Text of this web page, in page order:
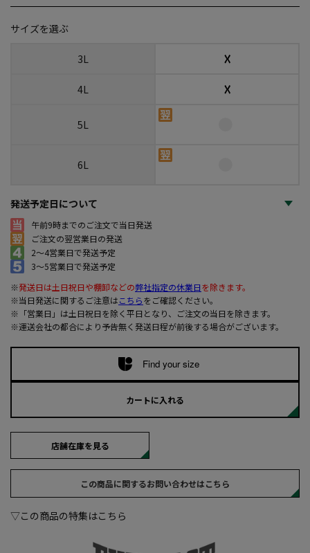
サイズを選ぶ
3L ☓
4L ☓
5L
6L
発送予定日について
午前9時までのご注文で当日発送
ご注文の翌営業日の発送
2～4営業日で発送予定
3～5営業日で発送予定
※発送日は土日祝日や棚卸などの弊社指定の休業日を除きます。
※当日発送に関するご注意はこちらをご確認ください。
※「営業日」は土日祝日を除く平日となり、ご注文の当日を除きます。
※運送会社の都合により予告無く発送日程が前後する場合がございます。
Find your size
カートに入れる
店舗在庫を見る
この商品に関するお問い合わせはこちら
▽この商品の特集はこちら